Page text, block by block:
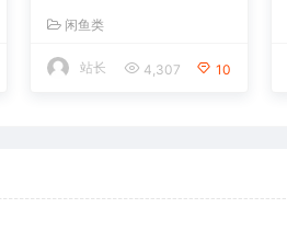
现，单日利润800+
闲鱼类
站长 4,307 10